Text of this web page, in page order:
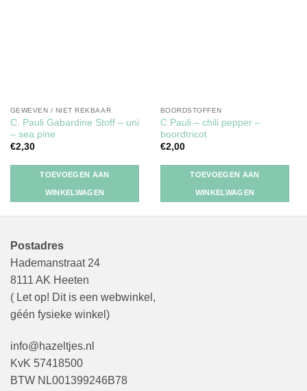
GEWEVEN / NIET REKBAAR
C. Pauli Gabardine Stoff – uni
– sea pine
€2,30
TOEVOEGEN AAN
WINKELWAGEN
BOORDSTOFFEN
C Pauli – chili pepper –
boordtricot
€2,00
TOEVOEGEN AAN
WINKELWAGEN
Postadres
Hademanstraat 24
8111 AK Heeten
( Let op! Dit is een webwinkel,
géén fysieke winkel)
info@hazeltjes.nl
KvK 57418500
BTW NL001399246B78